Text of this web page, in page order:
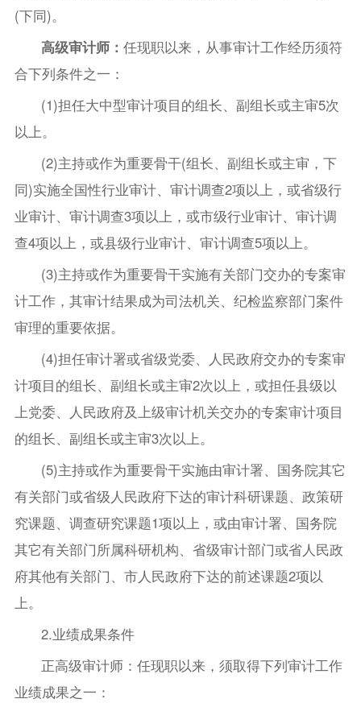
(下同)。
高级审计师：任现职以来，从事审计工作经历须符
合下列条件之一：
(1)担任大中型审计项目的组长、副组长或主审5次
以上。
(2)主持或作为重要骨干(组长、副组长或主审，下
同)实施全国性行业审计、审计调查2项以上，或省级行
业审计、审计调查3项以上，或市级行业审计、审计调
查4项以上，或县级行业审计、审计调查5项以上。
(3)主持或作为重要骨干实施有关部门交办的专案审
计工作，其审计结果成为司法机关、纪检监察部门案件
审理的重要依据。
(4)担任审计署或省级党委、人民政府交办的专案审
计项目的组长、副组长或主审2次以上，或担任县级以
上党委、人民政府及上级审计机关交办的专案审计项目
的组长、副组长或主审3次以上。
(5)主持或作为重要骨干实施由审计署、国务院其它
有关部门或省级人民政府下达的审计科研课题、政策研
究课题、调查研究课题1项以上，或由审计署、国务院
其它有关部门所属科研机构、省级审计部门或省人民政
府其他有关部门、市人民政府下达的前述课题2项以
上。
2.业绩成果条件
正高级审计师：任现职以来，须取得下列审计工作
业绩成果之一：